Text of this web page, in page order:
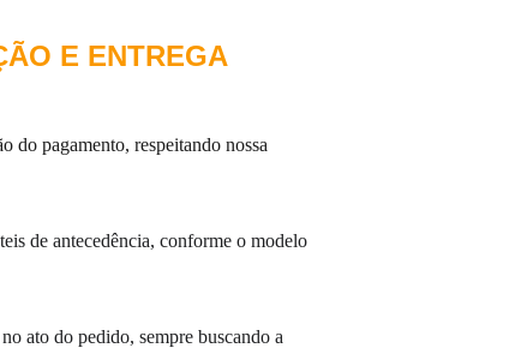
do pagamento, respeitando nossa
de antecedência, conforme o modelo
ato do pedido, sempre buscando a
E ENTREGA